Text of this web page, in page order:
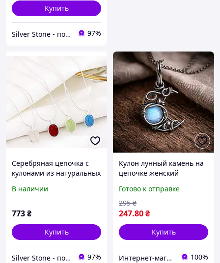
Купить
Silver Stone - подарки для всех 97%
Серебряная цепочка с
кулонами из натуральных
голубой агат, светло-
халцедон
В наличии
773₴
Купить
Silver Stone - подарки для всех 97%
Кулон лунный камень на
цепочке женский
камнем подвеска
украшение
Готово к отправке
247.80₴
295 ₴
Купить
Интернет-магазин "Aliri" 100%